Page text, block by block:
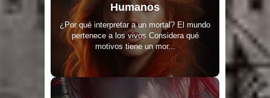
Humanos
¿Por qué interpretar a un mortal? El mundo
pertenece a los vivos Considera qué
motivos tiene un mor...